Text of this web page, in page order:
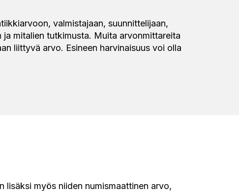
valmistajaan, suunnittelijaan,
mitalien tutkimusta. Muita arvonmittareita
liittyvä arvo. Esineen harvinaisuus voi olla
lisäksi myös niiden numismaattinen arvo,